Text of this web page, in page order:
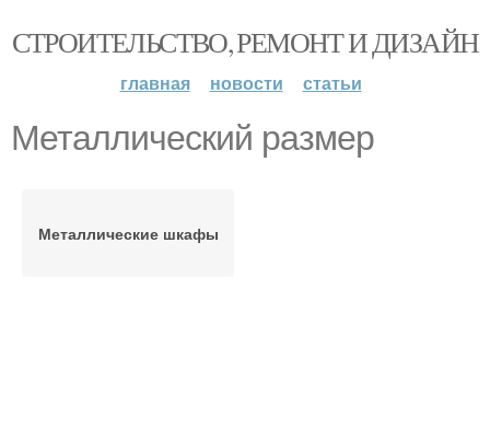
СТРОИТЕЛЬСТВО, РЕМОНТ И ДИЗАЙН
главная новости статьи
Металлический размер
Металлические шкафы